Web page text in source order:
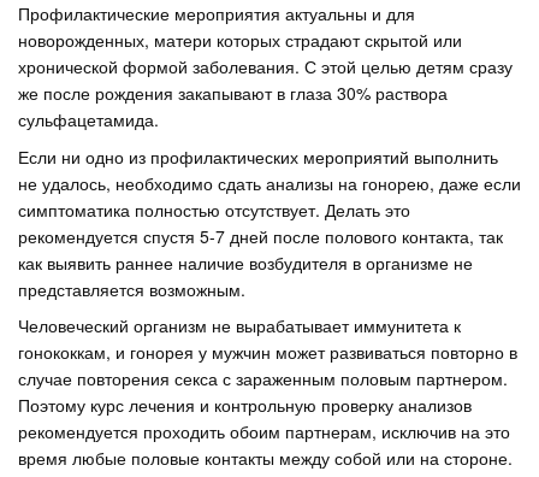
Профилактические мероприятия актуальны и для
новорожденных, матери которых страдают скрытой или
хронической формой заболевания. С этой целью детям сразу
же после рождения закапывают в глаза 30% раствора
сульфацетамида.
Если ни одно из профилактических мероприятий выполнить
не удалось, необходимо сдать анализы на гонорею, даже если
симптоматика полностью отсутствует. Делать это
рекомендуется спустя 5-7 дней после полового контакта, так
как выявить раннее наличие возбудителя в организме не
представляется возможным.
Человеческий организм не вырабатывает иммунитета к
гонококкам, и гонорея у мужчин может развиваться повторно в
случае повторения секса с зараженным половым партнером.
Поэтому курс лечения и контрольную проверку анализов
рекомендуется проходить обоим партнерам, исключив на это
время любые половые контакты между собой или на стороне.